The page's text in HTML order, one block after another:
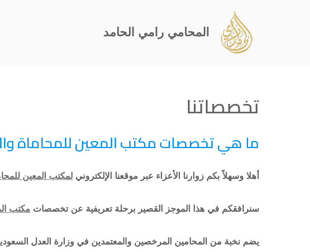
المحامي رامي الحامد
تخصصاتنا
ما هي تخصصات مكتب المعين للمحاماة
أهلا وسهلاً بكم زوارنا الأعزاء عبر موقعنا الإلكتروني لمكتب المعين
سنرافقكم في هذا الموجز القصير برحلة تعريفية عن تخصصات مكتب
يضم نخبة من المحامين المرخصين والمعتمدين في وزارة العدل